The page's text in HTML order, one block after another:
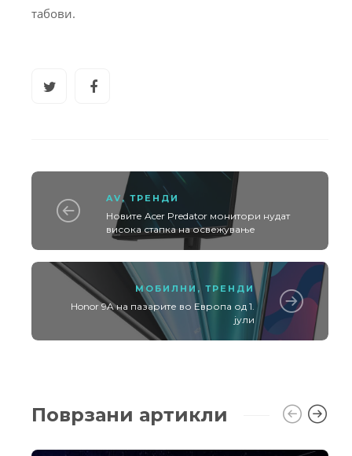
табови.
AV , ТРЕНДИ
Новите Acer Predator монитори нудат
висока стапка на освежување
МОБИЛНИ , ТРЕНДИ
Honor 9A на пазарите во Европа од 1.
јули
Поврзани артикли